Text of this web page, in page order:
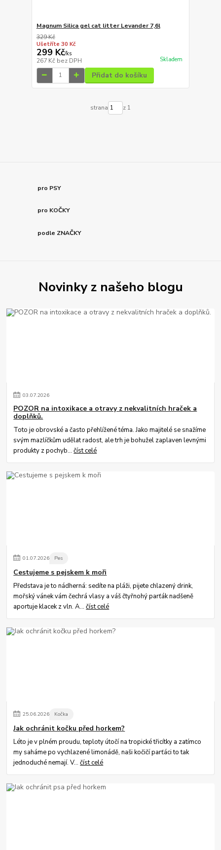
Magnum Silica gel cat litter Levander 7,6l
329 Kč
Ušetříte 30 Kč
299 Kč/ks
267 Kč bez DPH Skladem
Přidat do košíku
strana z 1
pro PSY
pro KOČKY
podle ZNAČKY
Novinky z našeho blogu
03.07.2026
POZOR na intoxikace a otravy z nekvalitních hraček a
doplňků.
Toto je obrovské a často přehlížené téma. Jako majitelé se snažíme
svým mazlíčkům udělat radost, ale trh je bohužel zaplaven levnými
produkty z pochyb...číst celé
01.07.2026 Pes
Cestujeme s pejskem k moři
Představa je to nádherná: sedíte na pláži, pijete chlazený drink,
mořský vánek vám čechrá vlasy a váš čtyřnohý parťák nadšeně
aportuje klacek z vln. A...číst celé
25.06.2026 Kočka
Jak ochránit kočku před horkem?
Léto je v plném proudu, teploty útočí na tropické třicítky a zatímco
my saháme po vychlazené limonádě, naši kočičí parťáci to tak
jednoduché nemají. V...číst celé